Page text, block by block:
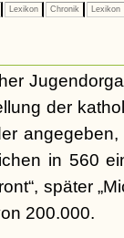
Lexikon Chronik Lexikon
der
in 560
später
200.000.